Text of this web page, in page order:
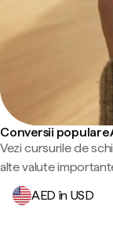
Conversii populare
Vezi cursurile de
alte valute
AED în USD